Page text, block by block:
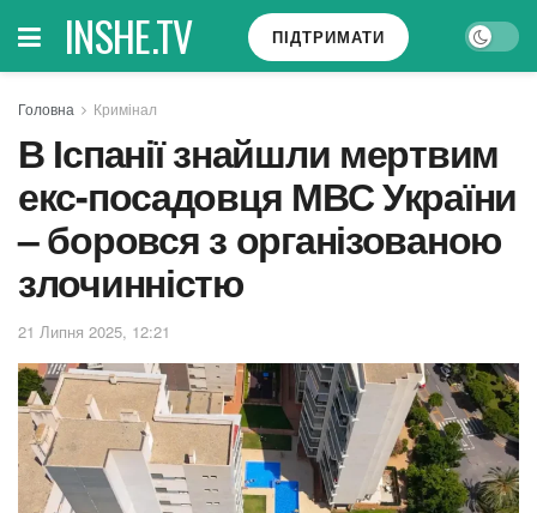
INSHE.TV ПІДТРИМАТИ
Головна Кримінал
В Іспанії знайшли мертвим
екс-посадовця МВС України
– боровся з організованою
злочинністю
21 Липня 2025, 12:21